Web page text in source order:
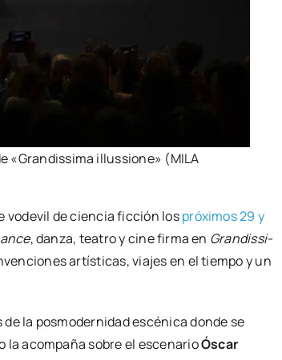
«Gran­dis­si­ma illus­sio­ne» (MILA
vode­vil de cien­cia fic­ción lospró­xi­mos 29 y
, dan­za, tea­tro y cine fir­ma en Gran­dis­si­
artís­ti­cas, via­jes en el tiem­po y un
la pos­mo­der­ni­dad escé­ni­ca don­de se
la acom­pa­ña sobre el esce­na­rioÓscar